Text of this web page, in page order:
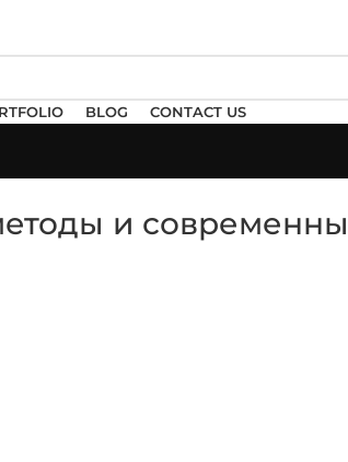
BLOG CONTACT US
и